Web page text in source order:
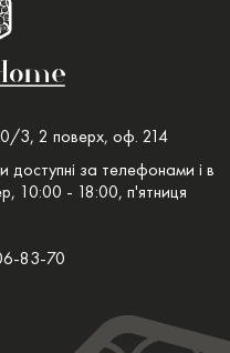
3, 2 поверх, оф. 214
за телефонами і в
10:00 - 18:00, п'ятниця
83-70